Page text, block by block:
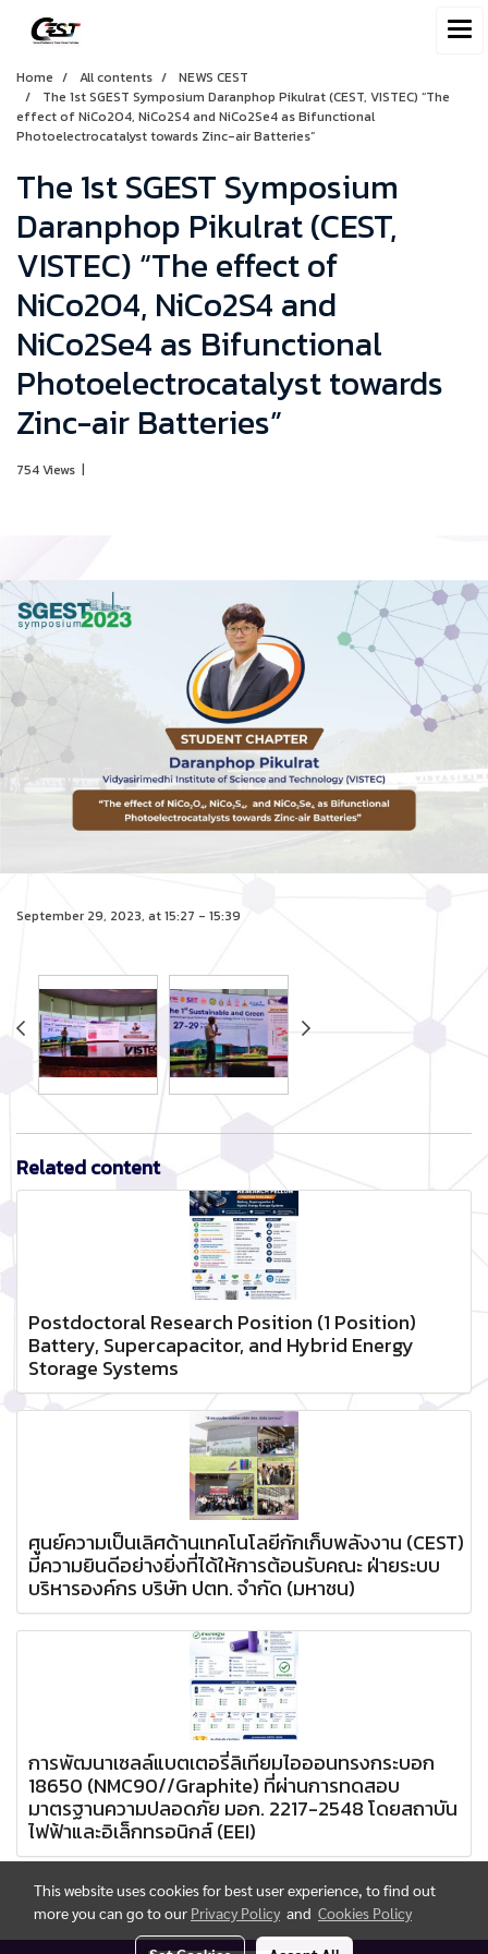
Home All contents
NEWS CEST
The 1st SGEST Symposium Daranphop Pikulrat (CEST, VISTEC) “The
effect of NiCo2O4, NiCo2S4 and NiCo2Se4 as Bifunctional
Photoelectrocatalyst towards Zinc-air Batteries”
The 1st SGEST Symposium
Daranphop Pikulrat (CEST,
VISTEC) “The effect of
NiCo2O4, NiCo2S4 and
NiCo2Se4 as Bifunctional
Photoelectrocatalyst towards
Zinc-air Batteries”
754 Views |
September 29, 2023, at 15:27 - 15:39
Related content
Postdoctoral Research Position (1 Position)
Battery, Supercapacitor, and Hybrid Energy
Storage Systems
ศูนย์ความเป็นเลิศด้านเทคโนโลยีกักเก็บพลังงาน (CEST)
มีความยินดีอย่างยิ่งที่ได้ให้การต้อนรับคณะ ฝ่ายระบบ
บริหารองค์กร บริษัท ปตท. จำกัด (มหาชน)
การพัฒนาเซลล์แบตเตอรี่ลิเทียมไอออนทรงกระบอก
18650 (NMC90//Graphite) ที่ผ่านการทดสอบ
มาตรฐานความปลอดภัย มอก. 2217-2548 โดยสถาบัน
ไฟฟ้าและอิเล็กทรอนิกส์ (EEI)
This website uses cookies for best user experience, to find out
more you can go to our Privacy Policy and Cookies Policy